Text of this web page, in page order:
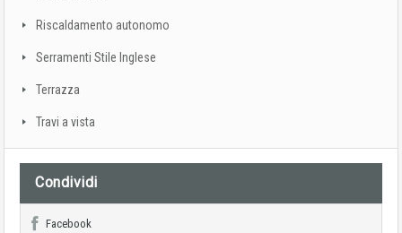
Riscaldamento autonomo
Serramenti Stile Inglese
Terrazza
Travi a vista
Condividi
Facebook